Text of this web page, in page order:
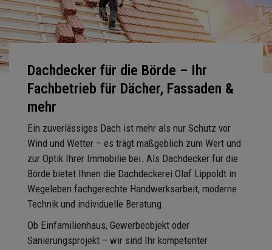
Dachdecker für die Börde – Ihr
Fachbetrieb für Dächer, Fassaden &
mehr
Ein zuverlässiges Dach ist mehr als nur Schutz vor
Wind und Wetter – es trägt maßgeblich zum Wert und
zur Optik Ihrer Immobilie bei. Als Dachdecker für die
Börde bietet Ihnen die Dachdeckerei Olaf Lippoldt in
Wegeleben fachgerechte Handwerksarbeit, moderne
Technik und individuelle Beratung.
Ob Einfamilienhaus, Gewerbeobjekt oder
Sanierungsprojekt – wir sind Ihr kompetenter